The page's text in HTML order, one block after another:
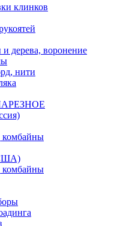
клинков
дерева, воронение
нити
комбайны
комбайны